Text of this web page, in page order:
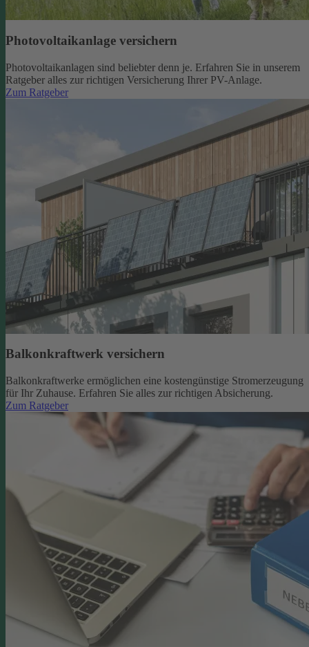
Photovoltaikanlage versichern
Photovoltaikanlagen sind beliebter denn je. Erfahren Sie in unserem
Ratgeber alles zur richtigen Versicherung Ihrer PV-Anlage.
Zum Ratgeber
Balkonkraftwerk versichern
Balkonkraftwerke ermöglichen eine kostengünstige Stromerzeugung
für Ihr Zuhause. Erfahren Sie alles zur richtigen Absicherung.
Zum Ratgeber